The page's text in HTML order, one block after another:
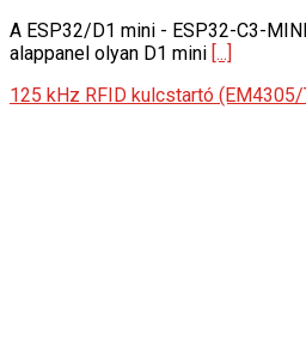
A ESP32/D1 mini - ESP32-C3-
alappanel olyan D1 mini [...]
125 kHz RFID kulcstartó